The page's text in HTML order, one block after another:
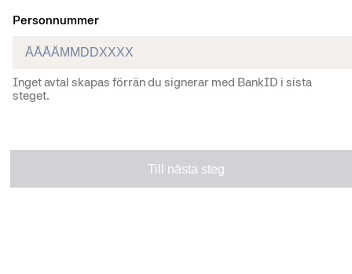
Personnummer
Inget avtal skapas förrän du signerar med BankID i sista
steget.
Till nästa steg